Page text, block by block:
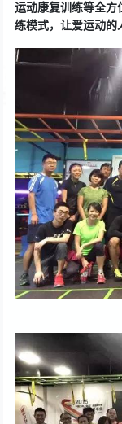
运动康复训练等全方
练模式，让爱运动的